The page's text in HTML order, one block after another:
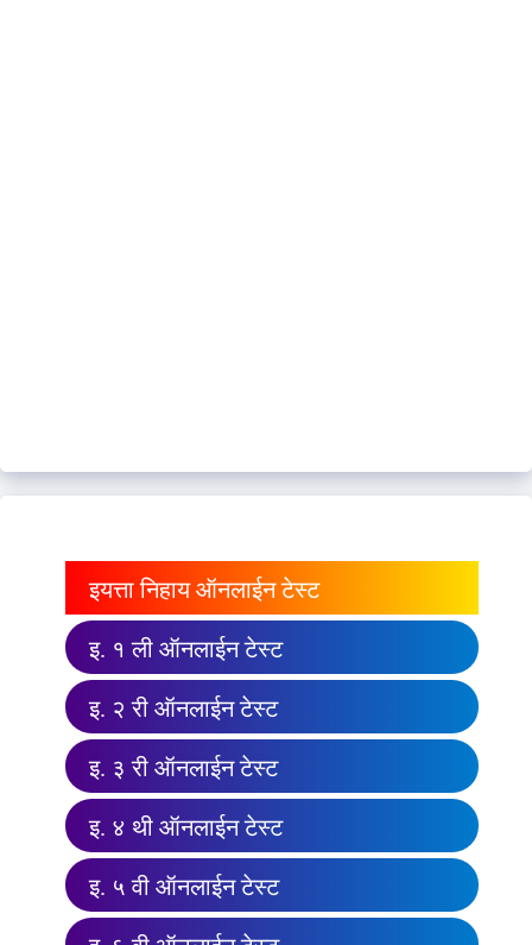
इयत्ता निहाय ऑनलाईन टेस्ट
इ. १ ली ऑनलाईन टेस्ट
इ. २ री ऑनलाईन टेस्ट
इ. ३ री ऑनलाईन टेस्ट
इ. ४ थी ऑनलाईन टेस्ट
इ. ५ वी ऑनलाईन टेस्ट